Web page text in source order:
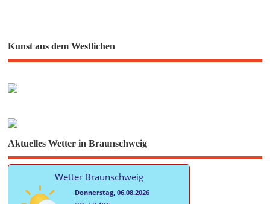
Kunst aus dem Westlichen
Aktuelles Wetter in Braunschweig
Wetter Braunschweig
Donnerstag, 06.08.2026